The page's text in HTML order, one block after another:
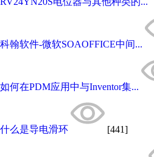
科翰软件-微软SOAOFFICE中间...
如何在PDM应用中与Inventor集...
什么是导电滑环 [441]